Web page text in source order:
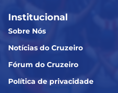
Institucional
Sobre Nós
Notícias do Cruzeiro
Fórum do Cruzeiro
Política de privacidade